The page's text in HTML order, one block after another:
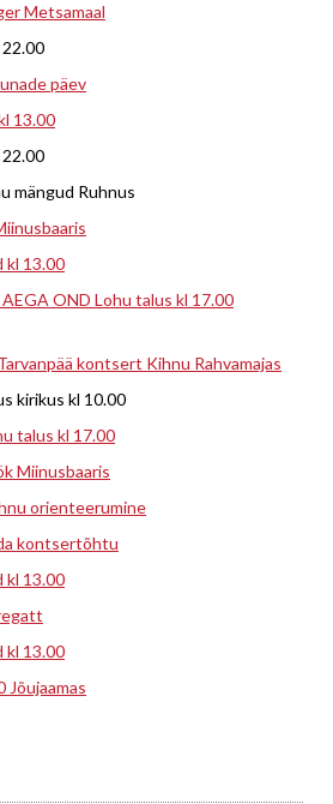
Metsamaal
päev
13.00
mängud Ruhnus
kl 13.00
OND Lohu talus kl 17.00
kontsert Kihnu Rahvamajas
kirikus kl 10.00
talus kl 17.00
Miinusbaaris
orienteerumine
kontsertõhtu
kl 13.00
kl 13.00
Jõujaamas